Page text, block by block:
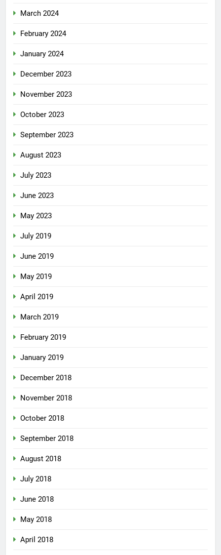
March 2024
February 2024
January 2024
December 2023
November 2023
October 2023
September 2023
August 2023
July 2023
June 2023
May 2023
July 2019
June 2019
May 2019
April 2019
March 2019
February 2019
January 2019
December 2018
November 2018
October 2018
September 2018
August 2018
July 2018
June 2018
May 2018
April 2018